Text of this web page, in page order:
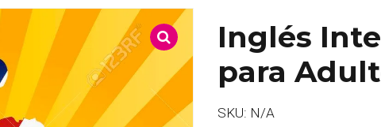
Inglés
para
SKU: N/A